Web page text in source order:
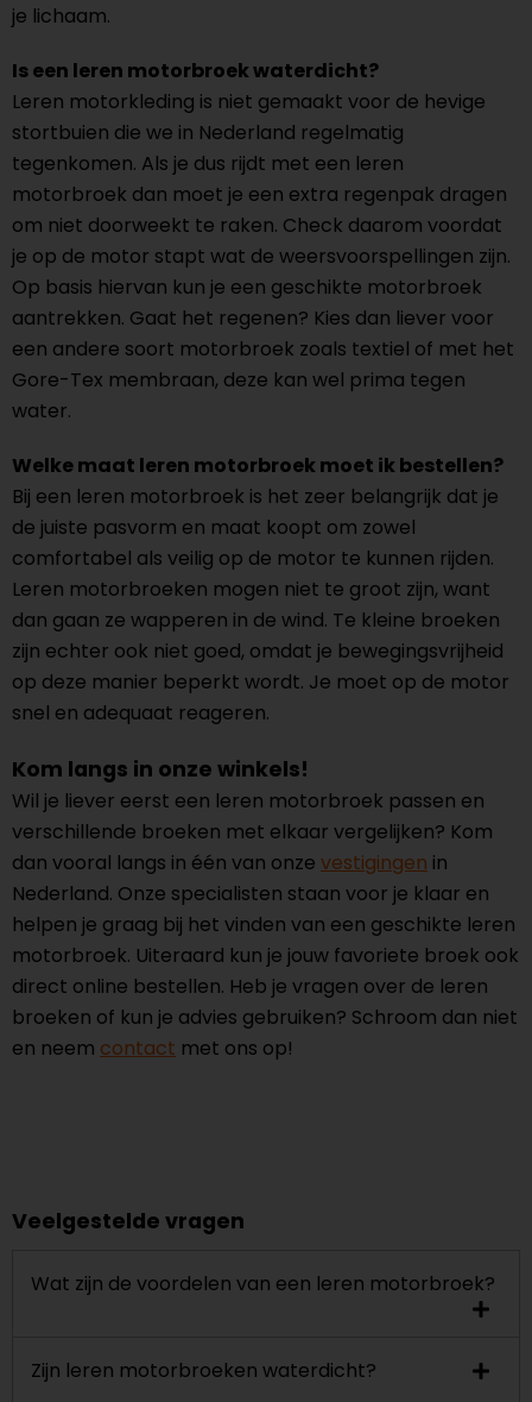
je lichaam.
Is een leren motorbroek waterdicht?
Leren motorkleding is niet gemaakt voor de hevige
stortbuien die we in Nederland regelmatig
tegenkomen. Als je dus rijdt met een leren
motorbroek dan moet je een extra regenpak dragen
om niet doorweekt te raken. Check daarom voordat
je op de motor stapt wat de weersvoorspellingen zijn.
Op basis hiervan kun je een geschikte motorbroek
aantrekken. Gaat het regenen? Kies dan liever voor
een andere soort motorbroek zoals textiel of met het
Gore-Tex membraan, deze kan wel prima tegen
water.
Welke maat leren motorbroek moet ik bestellen?
Bij een leren motorbroek is het zeer belangrijk dat je
de juiste pasvorm en maat koopt om zowel
comfortabel als veilig op de motor te kunnen rijden.
Leren motorbroeken mogen niet te groot zijn, want
dan gaan ze wapperen in de wind. Te kleine broeken
zijn echter ook niet goed, omdat je bewegingsvrijheid
op deze manier beperkt wordt. Je moet op de motor
snel en adequaat reageren.
Kom langs in onze winkels!
Wil je liever eerst een leren motorbroek passen en
verschillende broeken met elkaar vergelijken? Kom
dan vooral langs in één van onze vestigingen in
Nederland. Onze specialisten staan voor je klaar en
helpen je graag bij het vinden van een geschikte leren
motorbroek. Uiteraard kun je jouw favoriete broek ook
direct online bestellen. Heb je vragen over de leren
broeken of kun je advies gebruiken? Schroom dan niet
en neem contact met ons op!
Veelgestelde vragen
Wat zijn de voordelen van een leren motorbroek?
Zijn leren motorbroeken waterdicht?